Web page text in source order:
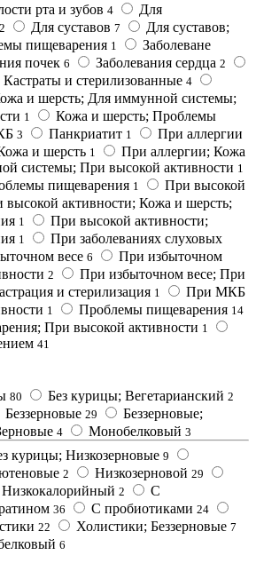
рта и зубов 4
Для
2 Для суставов 7
Для суставов;
пищеварения 1
Заболеване
почек 6 Заболевания сердца 2
Кастраты и стерилизованные 4
и шерсть; Для иммунной системы;
1
Кожа и шерсть; Проблемы
3 Панкриатит 1 При аллергии
и шерсть 1
При аллергии; Кожа
системы; При высокой активности 1
пищеварения 1
При высокой
высокой активности; Кожа и шерсть;
1
При высокой активности;
1
При заболеваниях слуховых
весе 6
При избыточном
2
При избыточном весе; При
и стерилизация 1 При МКБ
1 Проблемы пищеварения 14
При высокой активности 1
41
80 Без курицы; Вегетарианский 2
Беззерновые 29
Беззерновые;
4 Монобелковый 3
курицы; Низкозерновые 9
2 Низкозерновой 29
Низкокалорийный 2
С
36 С пробиотиками 24
22 Холистики; Беззерновые 7
6